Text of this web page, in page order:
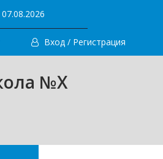
07.08.2026
Вход / Регистрация
№X